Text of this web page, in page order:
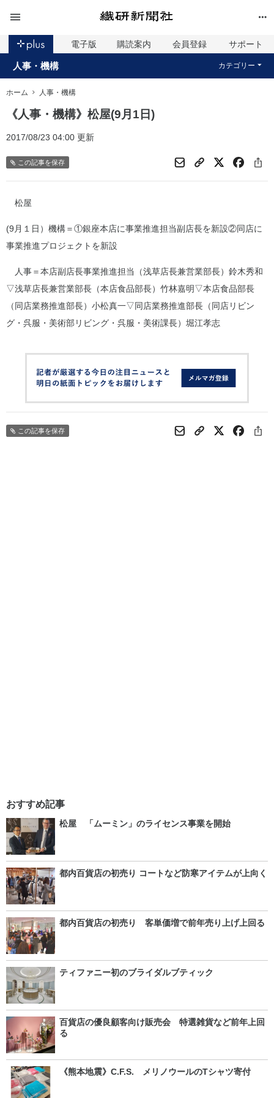
電子版 購読案内 会員登録 サポート
人事・機構 カテゴリー
ホーム 人事・機構
《人事・機構》松屋(9月1日)
2017/08/23 04:00 更新
この記事を保存
松屋
(9月１日）機構＝①銀座本店に事業推進担当副店長を新設②同店に
事業推進プロジェクトを新設
人事＝本店副店長事業推進担当（浅草店長兼営業部長）鈴木秀和
▽浅草店長兼営業部長（本店食品部長）竹林嘉明▽本店食品部長
（同店業務推進部長）小松真一▽同店業務推進部長（同店リビン
グ・呉服・美術部リビング・呉服・美術課長）堀江孝志
この記事を保存
おすすめ記事
松屋 「ムーミン」のライセンス事業を開始
都内百貨店の初売り コートなど防寒アイテムが上向く
都内百貨店の初売り 客単価増で前年売り上げ上回る
ティファニー初のブライダルブティック
百貨店の優良顧客向け販売会 特選雑貨など前年上回
る
《熊本地震》C.F.S. メリノウールのTシャツ寄付